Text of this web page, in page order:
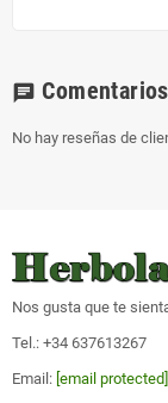
chat Comentarios
No hay reseñas de
Nos gusta que te
Tel.: +34 637613267
Email: [email protected]